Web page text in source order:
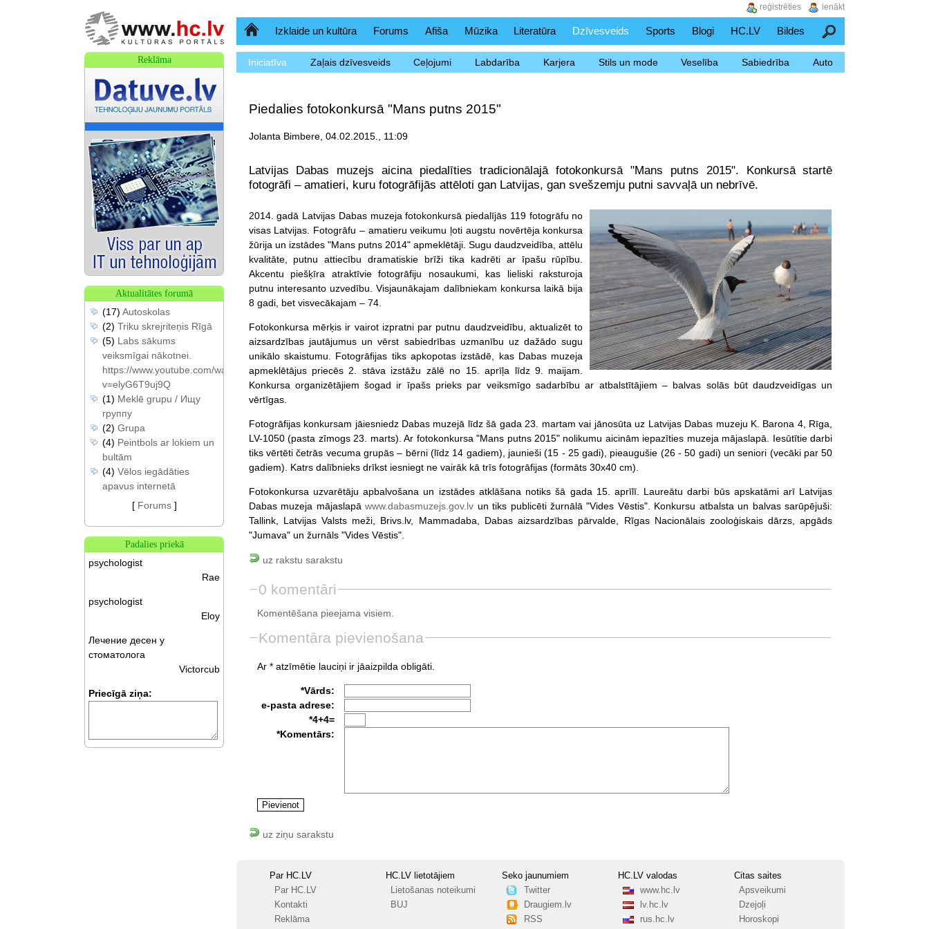
SākumlapaIzklaide un kultūra Forums Afiša Mūzika Literatūra Dzīvesveids Sports Blogi HC.LV Bildes Meklēšana
Iniciatīva Zaļais dzīvesveids Ceļojumi Labdarība Karjera Stils un mode Veselība Sabiedrība Auto
Piedalies fotokonkursā "Mans putns 2015"
Jolanta Bimbere, 04.02.2015., 11:09
Latvijas Dabas muzejs aicina piedalīties tradicionālajā fotokonkursā "Mans putns 2015". Konkursā startē
fotogrāfi – amatieri, kuru fotogrāfijās attēloti gan Latvijas, gan svešzemju putni savvaļā un nebrīvē.
2014. gadā Latvijas Dabas muzeja fotokonkursā piedalījās 119 fotogrāfu no
visas Latvijas. Fotogrāfu – amatieru veikumu ļoti augstu novērtēja konkursa
žūrija un izstādes "Mans putns 2014" apmeklētāji. Sugu daudzveidība, attēlu
kvalitāte, putnu attiecību dramatiskie brīži tika kadrēti ar īpašu rūpību.
Akcentu piešķīra atraktīvie fotogrāfiju nosaukumi, kas lieliski raksturoja
putnu interesanto uzvedību. Visjaunākajam dalībniekam konkursa laikā bija
8 gadi, bet visvecākajam – 74.
Fotokonkursa mērķis ir vairot izpratni par putnu daudzveidību, aktualizēt to
aizsardzības jautājumus un vērst sabiedrības uzmanību uz dažādo sugu
unikālo skaistumu. Fotogrāfijas tiks apkopotas izstādē, kas Dabas muzeja
apmeklētājus priecēs 2. stāva izstāžu zālē no 15. aprīļa līdz 9. maijam.
Konkursa organizētājiem šogad ir īpašs prieks par veiksmīgo sadarbību ar atbalstītājiem – balvas solās būt daudzveidīgas un
vērtīgas.
Fotogrāfijas konkursam jāiesniedz Dabas muzejā līdz šā gada 23. martam vai jānosūta uz Latvijas Dabas muzeju K. Barona 4, Rīga,
LV-1050 (pasta zīmogs 23. marts). Ar fotokonkursa "Mans putns 2015" nolikumu aicinām iepazīties muzeja mājaslapā. Iesūtītie darbi
tiks vērtēti četrās vecuma grupās – bērni (līdz 14 gadiem), jaunieši (15 - 25 gadi), pieaugušie (26 - 50 gadi) un seniori (vecāki par 50
gadiem). Katrs dalībnieks drīkst iesniegt ne vairāk kā trīs fotogrāfijas (formāts 30x40 cm).
Fotokonkursa uzvarētāju apbalvošana un izstādes atklāšana notiks šā gada 15. aprīlī. Laureātu darbi būs apskatāmi arī Latvijas
Dabas muzeja mājaslapāwww.dabasmuzejs.gov.lv un tiks publicēti žurnālā "Vides Vēstis". Konkursu atbalsta un balvas sarūpējuši:
Tallink, Latvijas Valsts meži, Brivs.lv, Mammadaba, Dabas aizsardzības pārvalde, Rīgas Nacionālais zooloģiskais dārzs, apgāds
"Jumava" un žurnāls "Vides Vēstis".
uz rakstu sarakstu
0 komentāri
Komentēšana pieejama visiem.
Komentāra pievienošana
Ar * atzīmētie lauciņi ir jāaizpilda obligāti.
*Vārds:
e-pasta adrese:
*4+4=
*Komentārs:
uz ziņu sarakstu
Par HC.LV
Par HC.LV
Kontakti
Reklāma
HC.LV lietotājiem
Lietošanas noteikumi
BUJ
Seko jaunumiem
Twitter
Draugiem.lv
RSS
HC.LV valodas
www.hc.lv
lv.hc.lv
rus.hc.lv
Citas saites
Apsveikumi
Dzejoļi
Horoskopi
Reklāma
Aktualitātes forumā
(17) Autoskolas
(2) Triku skrejriteņis Rīgā
(5) Labs sākums
veiksmīgai nākotnei.
https://www.youtube.com/watch?
v=elyG6T9uj9Q
(1) Meklē grupu / Ищу
группу
(2) Grupa
(4) Peintbols ar lokiem un
bultām
(4) Vēlos iegādāties
apavus internetā
[ Forums]
Padalies priekā
psychologist
Rae
psychologist
Eloy
Лечение десен у
стоматолога
Victorcub
Priecīgā ziņa:
ienākt
reģistrēties